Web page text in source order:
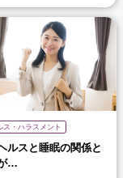
ス・ハラスメント
ルスと睡眠の関係と
…